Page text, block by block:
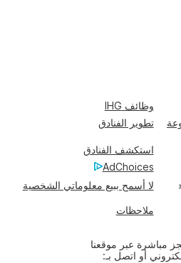
وظائف IHG
تطوير الفنادق
استكشف الفنادق
AdChoices
لا أسمح ببيع معلوماتي الشخصية
ملاحظات
مباشرة عبر موقعنا
أو اتصل بـ: